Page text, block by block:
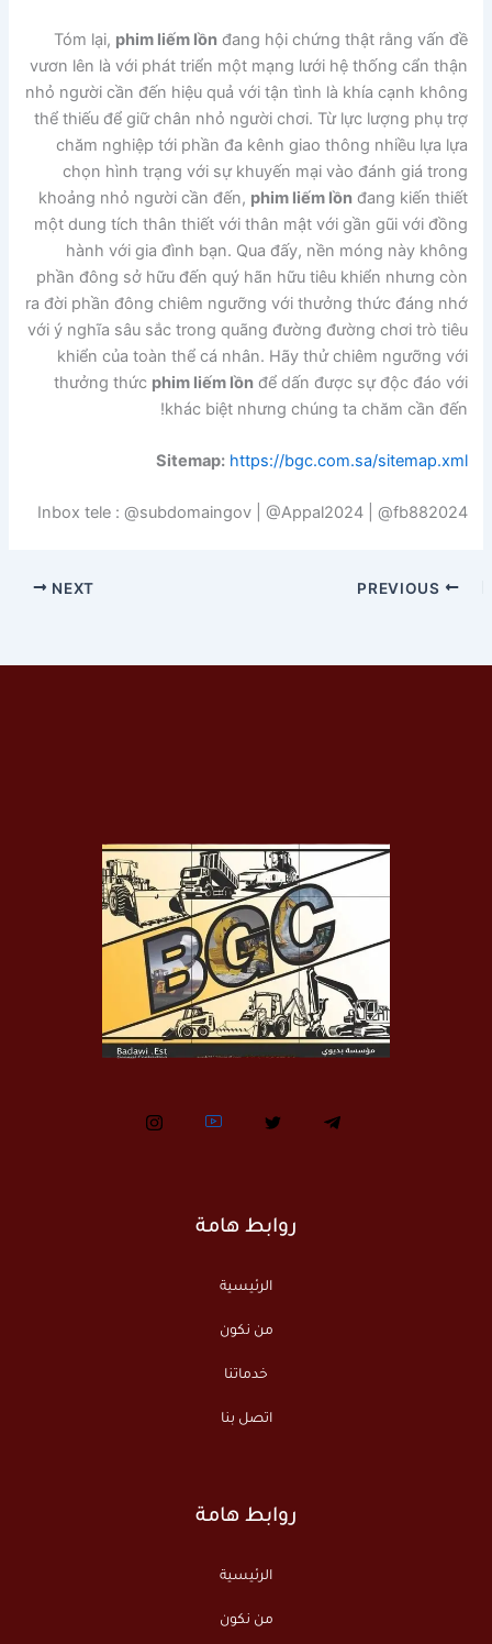
Tóm lại, phim liếm lồnđang hội chứng thật rằng vấn đề
vươn lên là với phát triển một mạng lưới hệ thống cẩn thận
nhỏ người cần đến hiệu quả với tận tình là khía cạnh không
thể thiếu để giữ chân nhỏ người chơi. Từ lực lượng phụ trợ
chăm nghiệp tới phần đa kênh giao thông nhiều lựa lựa
chọn hình trạng với sự khuyến mại vào đánh giá trong
khoảng nhỏ người cần đến, phim liếm lồnđang kiến thiết
một dung tích thân thiết với thân mật với gần gũi với đồng
hành với gia đình bạn. Qua đấy, nền móng này không
phần đông sở hữu đến quý hãn hữu tiêu khiển nhưng còn
ra đời phần đông chiêm ngưỡng với thưởng thức đáng nhớ
với ý nghĩa sâu sắc trong quãng đường đường chơi trò tiêu
khiển của toàn thể cá nhân. Hãy thử chiêm ngưỡng với
thưởng thức phim liếm lồnđể dấn được sự độc đáo với
khác biệt nhưng chúng ta chăm cần đến!
Sitemap: https://bgc.com.sa/sitemap.xml
Inbox tele : @subdomaingov | @Appal2024 | @fb882024
NEXT
روابط هامة
الرئيسية
من نكون
خدماتنا
اتصل بنا
روابط هامة
الرئيسية
من نكون